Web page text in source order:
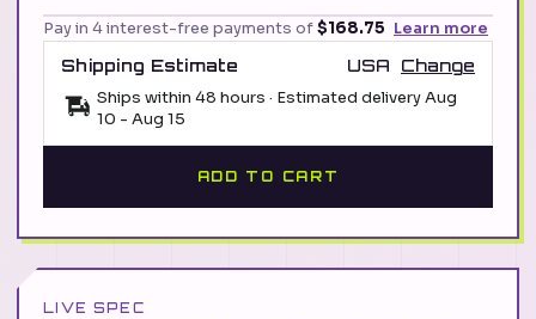
Pay in 4 interest-free payments of$168.75 Learn more
Shipping Estimate
USA
Change
Ships within 48 hours · Estimated deliveryAug
10 - Aug 15
ADD TO CART
LIVE SPEC